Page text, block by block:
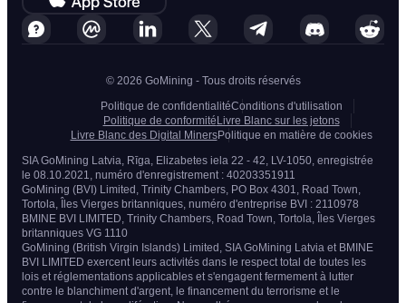
© 2026 GoMining - Tous droits réservés
Politique de confidentialitéConditions d'utilisation
Politique de conformité Livre Blanc sur les jetons
Livre Blanc des Digital MinersPolitique en matière de cookies
SIA GoMining Latvia, Rīga, Elizabetes iela 22 - 42, LV-1050, enregistrée
le 08.10.2021, numéro d'enregistrement : 40203351911
GoMining (BVI) Limited, Trinity Chambers, PO Box 4301, Road Town,
Tortola, Îles Vierges britanniques, numéro d'entreprise BVI : 2110978
BMINE BVI LIMITED, Trinity Chambers, Road Town, Tortola, Îles Vierges
britanniques VG 1110
GoMining (British Virgin Islands) Limited, SIA GoMining Latvia et BMINE
BVI LIMITED exercent leurs activités dans le respect total de toutes les
lois et réglementations applicables et s'engagent fermement à lutter
contre le blanchiment d'argent, le financement du terrorisme et le